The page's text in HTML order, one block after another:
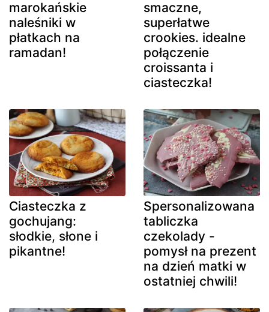
marokańskie
naleśniki w
płatkach na
ramadan!
smaczne,
superłatwe
crookies. idealne
połączenie
croissanta i
ciasteczka!
Ciasteczka z
gochujang:
słodkie, słone i
pikantne!
Spersonalizowana
tabliczka
czekolady -
pomysł na prezent
na dzień matki w
ostatniej chwili!